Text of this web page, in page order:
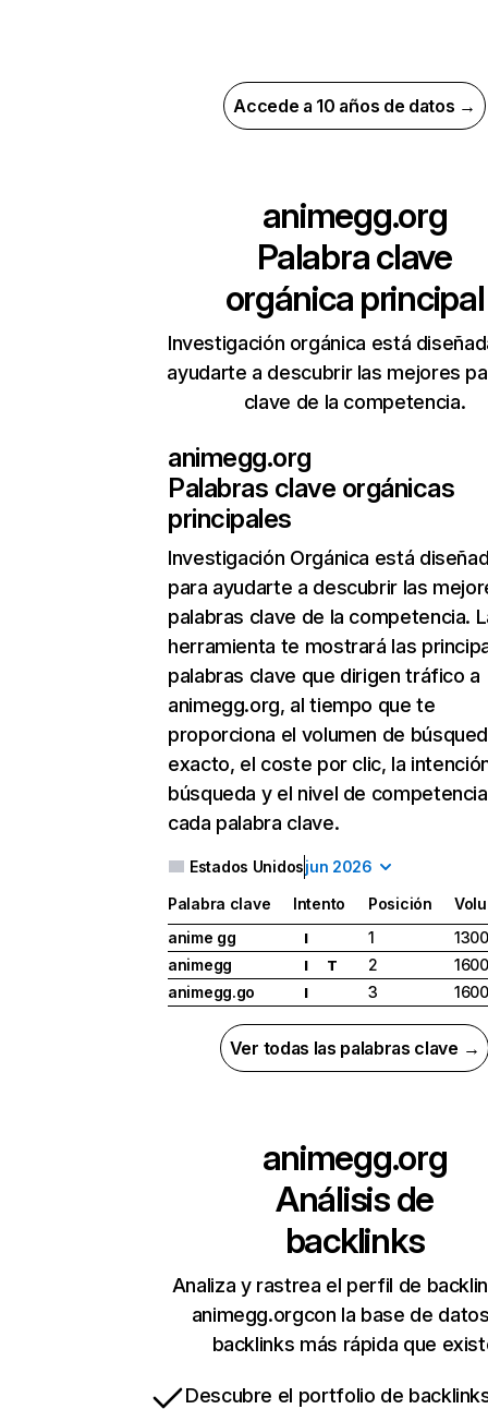
Accede a 10 años de datos →
animegg.org
Palabra clave
orgánica principal
Investigación orgánica está
ayudarte a descubrir las mejores
clave de la competencia.
animegg.org
Palabras clave orgánicas
principales
Investigación Orgánica está
para ayudarte a descubrir las
palabras clave de la competencia.
herramienta te mostrará las
palabras clave que dirigen tráfico a
animegg.org, al tiempo que te
proporciona el volumen de
exacto, el coste por clic, la
búsqueda y el nivel de
cada palabra clave.
Estados Unidosjun 2026
Palabra clave Intento Posición
anime gg
I 1
1300
animegg
I T 2
1600
animegg.go
I 3 1600
Ver todas las palabras clave →
animegg.org
Análisis de
backlinks
Analiza y rastrea el perfil de
animegg.orgcon la base de
backlinks más rápida que
Descubre el portfolio de